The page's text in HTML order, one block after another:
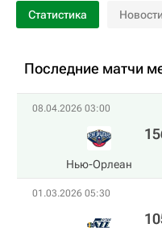
Статистика
Последние матчи
08.04.2026 03:00
Нью-Орлеан
01.03.2026 05:30